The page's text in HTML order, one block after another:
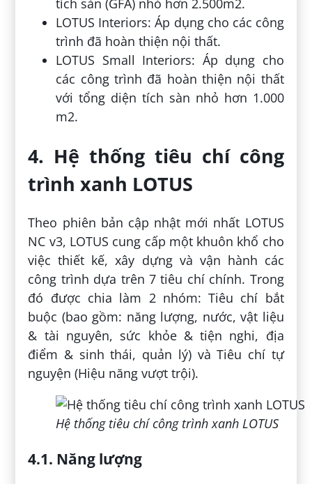
tích sàn (GFA) nhỏ hơn 2.500m2.
LOTUS Interiors: Áp dụng cho các công
trình đã hoàn thiện nội thất.
LOTUS Small Interiors: Áp dụng cho
các công trình đã hoàn thiện nội thất
với tổng diện tích sàn nhỏ hơn 1.000
m2.
4. Hệ thống tiêu chí công
trình xanh LOTUS
Theo phiên bản cập nhật mới nhất LOTUS
NC v3, LOTUS cung cấp một khuôn khổ cho
việc thiết kế, xây dựng và vận hành các
công trình dựa trên 7 tiêu chí chính. Trong
đó được chia làm 2 nhóm: Tiêu chí bắt
buộc (bao gồm: năng lượng, nước, vật liệu
& tài nguyên, sức khỏe & tiện nghi, địa
điểm & sinh thái, quản lý) và Tiêu chí tự
nguyện (Hiệu năng vượt trội).
Hệ thống tiêu chí công trình xanh LOTUS
4.1. Năng lượng